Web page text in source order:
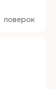
поверок